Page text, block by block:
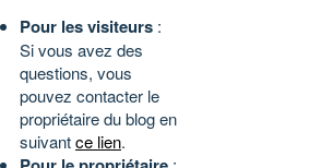
Pour les visiteurs :
Si vous avez des
questions, vous
pouvez contacter le
propriétaire du blog en
suivantce lien.